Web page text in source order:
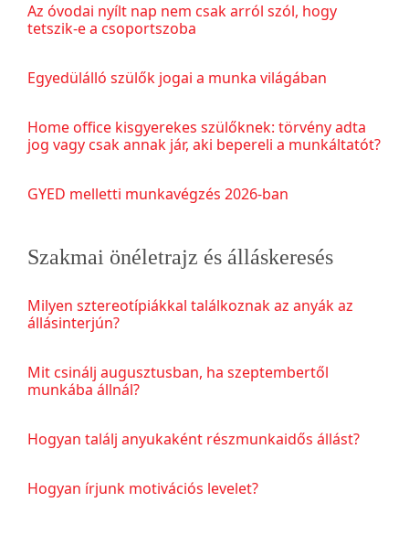
Az óvodai nyílt nap nem csak arról szól, hogy
tetszik-e a csoportszoba
Egyedülálló szülők jogai a munka világában
Home office kisgyerekes szülőknek: törvény adta
jog vagy csak annak jár, aki bepereli a munkáltatót?
GYED melletti munkavégzés 2026-ban
Szakmai önéletrajz és álláskeresés
Milyen sztereotípiákkal találkoznak az anyák az
állásinterjún?
Mit csinálj augusztusban, ha szeptembertől
munkába állnál?
Hogyan találj anyukaként részmunkaidős állást?
Hogyan írjunk motivációs levelet?